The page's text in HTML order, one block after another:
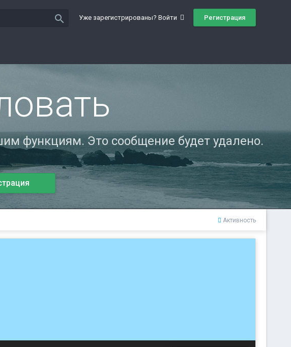
Уже зарегистрированы? Войти Регистрация
search
функциям. Это сообщение будет удалено.
Активность